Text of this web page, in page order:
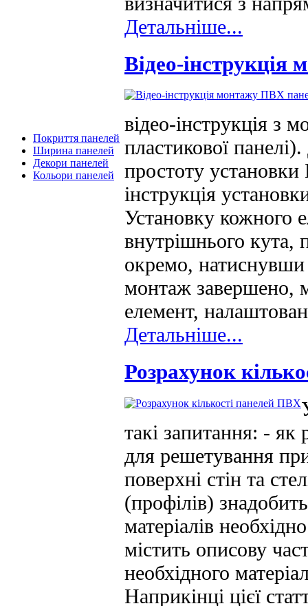
Покриття панелей
Ширина панелей
Декори панелей
Кольори панелей
Детальніше...
Відео-
відео-інструкція з
пластикової
простоту
інструкція
Установку кожного
внутрішнього кута,
окремо, натиснувши
монтаж завершено,
елемент,
Детальніше...
Розрахунок
такі запитання: - як
для решетування
поверхні стін та
(профілів)
матеріалів
містить описову
необхідного
Наприкінці цієї